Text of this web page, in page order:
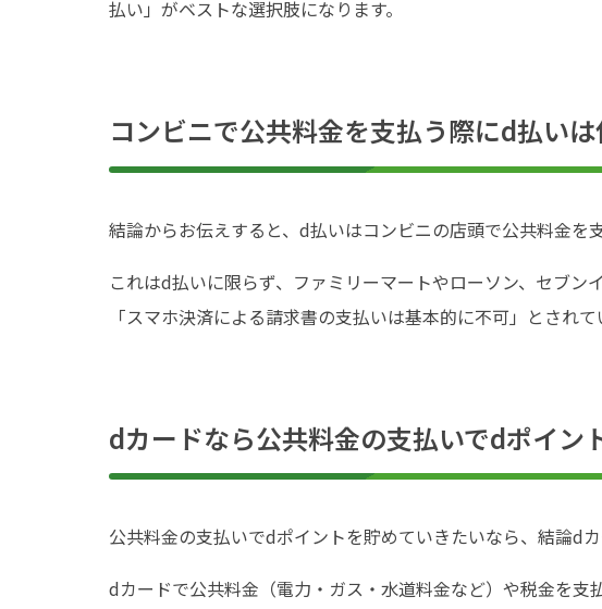
払い」がベストな選択肢になります。
コンビニで公共料金を支払う際にd払いは
結論からお伝えすると、d払いはコンビニの店頭で公共料金を
これはd払いに限らず、ファミリーマートやローソン、セブン
「スマホ決済による請求書の支払いは基本的に不可」とされ
dカードなら公共料金の支払いでdポイン
公共料金の支払いでdポイントを貯めていきたいなら、結論d
dカードで公共料金（電力・ガス・水道料金など）や税金を支